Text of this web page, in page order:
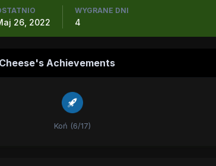
26, 2022
WYGRANE DNI
4
Achievements
Koń (6/17)